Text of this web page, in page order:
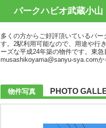
パークハビオ武蔵小山
多くの方からご好評頂いているパ
す。2駅利用可能なので、用途や行
ーズな平成24年築の物件です。東
musashikoyama@sanyu-sya.comか
物件写真 PHOTO